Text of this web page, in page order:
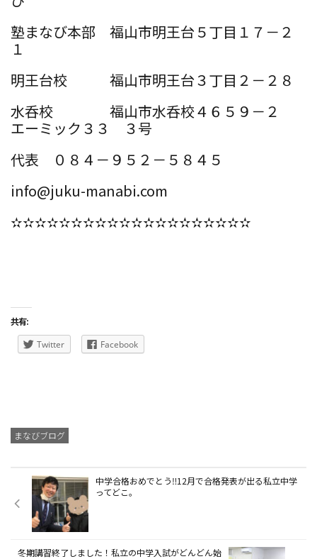
塾まなび本部 福山市明王台５丁目１７－２
１
明王台校 福山市明王台３丁目２－２８
水呑校 福山市水呑校４６５９－２
エーミック３３ ３号
代表 ０８４－９５２－５８４５
info@juku-manabi.com
✫✫✫✫✫✫✫✫✫✫✫✫✫✫✫✫✫✫✫✫
共有:
Twitter
Facebook
まなびブログ
中学合格おめでとう‼12月で合格発表が出る私立中学
ってどこ。
冬期講習終了しました！私立の中学入試がどんどん始